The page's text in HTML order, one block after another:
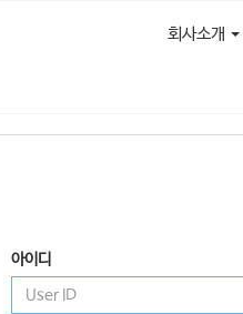
회사소개
아이디